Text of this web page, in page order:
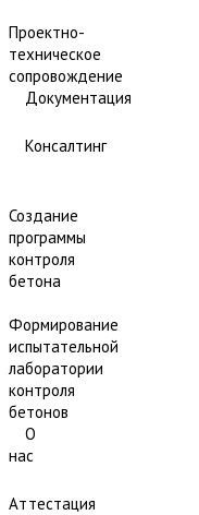
Проектно-
техническое
сопровождение
Документация
Консалтинг
Создание
программы
контроля
бетона
Формирование
испытательной
лаборатории
контроля
бетонов
О
нас
Аттестация